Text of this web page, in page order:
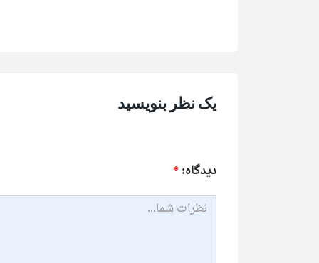
یک نظر بنویسید
ديدگاه:*